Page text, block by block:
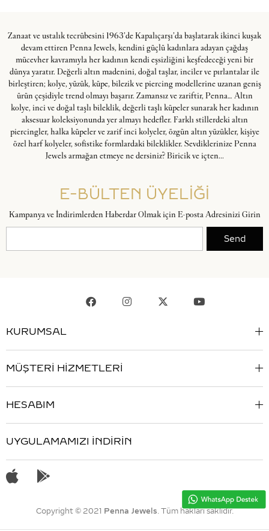
Zanaat ve ustalık tecrübesini 1963’de Kapalıçarşı’da başlatarak ikinci kuşak
devam ettiren Penna Jewels, kendini güçlü kadınlara adayan çağdaş
mücevher kavramıyla her kadının kendi eşsizliğini keşfedeceği yeni bir
dünya yaratır. Değerli altın madenini, doğal taşlar, inciler ve pırlantalar ile
birleştiren; kolye, yüzük, küpe, bilezik ve piercing modellerine uzanan geniş
ürün çeşidiyle trend olmayı başarır. Zamansız ve zariftir, Penna… Altın
kolye, inci ve doğal taşlı bileklik, değerli taşlı küpeler sunarak her kadının
aksesuar koleksiyonunda yer almayı hedefler. Farklı stillerdeki altın
piercingler, halka küpeler ve zarif inci kolyeler, özgün altın yüzükler, kişiye
özel harf kolyeler, sofistike formlardaki bileklikler. Sevdiklerinize Penna
Jewels armağan etmeye ne dersiniz? Biricik ve içten...
E-BÜLTEN ÜYELİĞİ
Kampanya ve İndirimlerden Haberdar Olmak için E-posta Adresinizi Girin
Send
KURUMSAL
MÜŞTERİ HİZMETLERİ
HESABIM
UYGULAMAMIZI İNDİRİN
Copyright © 2021 Penna Jewels. Tüm hakları saklıdır.